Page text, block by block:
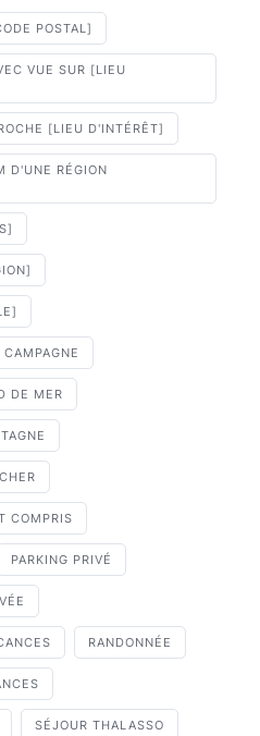
POSTAL]
VUE SUR [LIEU
[LIEU D'INTÉRÊT]
D'UNE RÉGION
DE MER
COMPRIS
PARKING PRIVÉ
RANDONNÉE
SÉJOUR THALASSO